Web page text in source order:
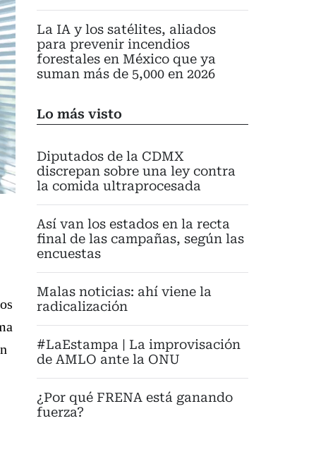
La IA y los satélites, aliados
para prevenir incendios
forestales en México que ya
suman más de 5,000 en 2026
Lo más visto
Diputados de la CDMX
discrepan sobre una ley contra
la comida ultraprocesada
Así van los estados en la recta
final de las campañas, según las
encuestas
Malas noticias: ahí viene la
radicalización
#LaEstampa | La improvisación
de AMLO ante la ONU
¿Por qué FRENA está ganando
fuerza?